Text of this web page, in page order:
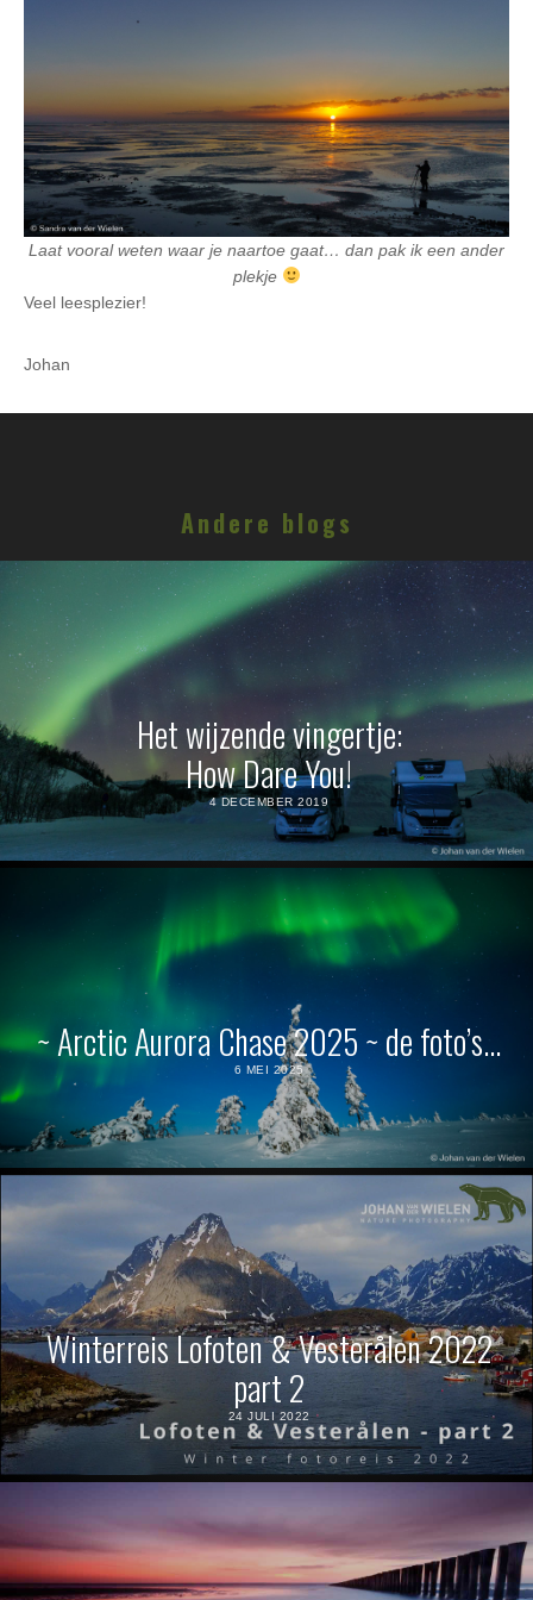
Laat vooral weten waar je naartoe gaat… dan pak ik een ander
plekje
Veel leesplezier!
Johan
Andere blogs
Het wijzende vingertje:
How Dare You!
4 DECEMBER 2019
~ Arctic Aurora Chase 2025 ~ de foto’s…
6 MEI 2025
Winterreis Lofoten & Vesterålen 2022
part 2
24 JULI 2022